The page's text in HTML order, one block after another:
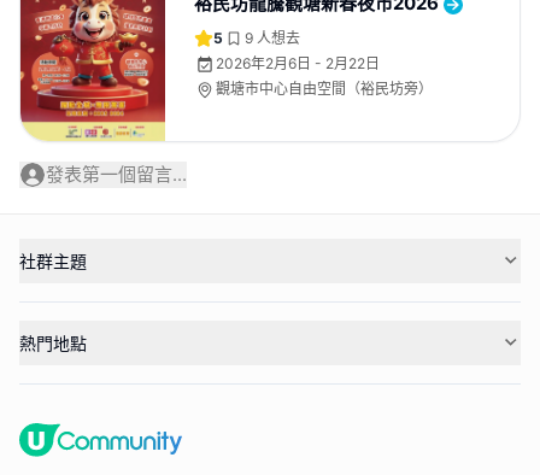
5 9 人想去
2026年2月6日 - 2月22日
觀塘市中心自由空間（裕民坊旁）
發表第一個留言...
社群主題
熱門地點